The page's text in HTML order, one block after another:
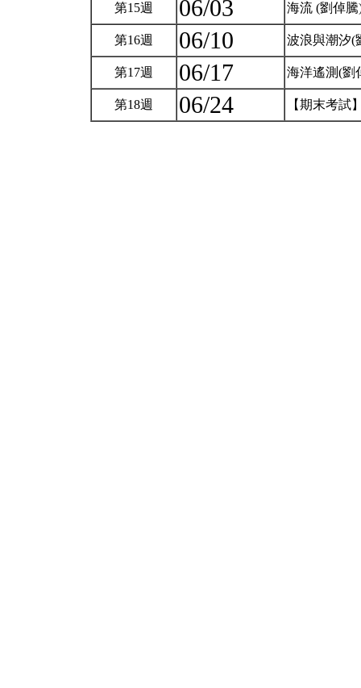
第15週 06/03 海流 (劉倬
第16週 06/10 波浪與潮汐(
第17週 06/17 海洋遙測(劉
第18週 06/24 【期末考試